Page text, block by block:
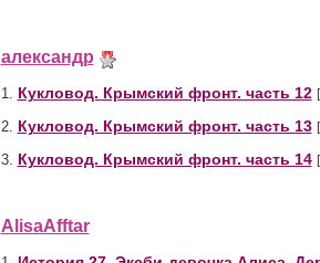
александр
1. Кукловод. Крымский фронт. часть 12 [
2. Кукловод. Крымский фронт. часть 13 [
3. Кукловод. Крымский фронт. часть 14 [
AlisaAfftar